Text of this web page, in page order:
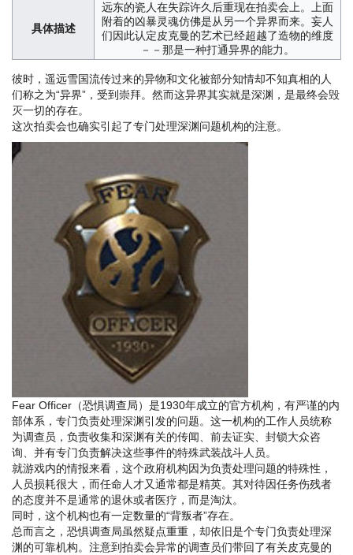
具体描述
远东的瓷人在失踪许久后重现在拍卖会上。上面
附着的凶暴灵魂仿佛是从另一个异界而来。妄人
们因此认定皮克曼的艺术已经超越了造物的维度
－－那是一种打通异界的能力。
彼时，遥远雪国流传过来的异物和文化被部分知情却不知真相的人
们称之为“异界”，受到崇拜。然而这异界其实就是深渊，是最终会毁
灭一切的存在。
这次拍卖会也确实引起了专门处理深渊问题机构的注意。
Fear Officer（恐惧调查局）是1930年成立的官方机构，有严谨的内
部体系，专门负责处理深渊引发的问题。这一机构的工作人员统称
为调查员，负责收集和深渊有关的传闻、前去证实、封锁大众咨
询、并有专门负责解决这些事件的特殊武装战斗人员。
就游戏内的情报来看，这个政府机构因为负责处理问题的特殊性，
人员损耗很大，而任命人才又通常都是精英。其对待因任务伤残者
的态度并不是通常的退休或者医疗，而是淘汰。
同时，这个机构也有一定数量的“背叛者”存在。
总而言之，恐惧调查局虽然疑点重重，却依旧是个专门负责处理深
渊的可靠机构。注意到拍卖会异常的调查员们带回了有关皮克曼的